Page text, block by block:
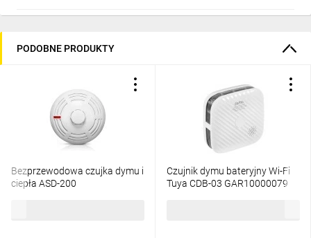
PODOBNE PRODUKTY
Bezprzewodowa czujka dymu i
ciepła ASD-200
Czujnik dymu bateryjny Wi-Fi
Tuya CDB-03 GAR10000079